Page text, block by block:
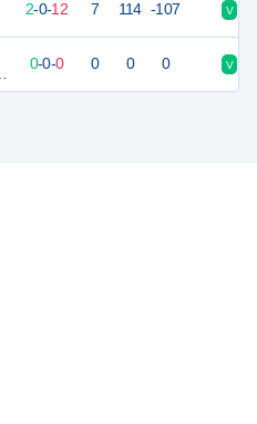
2-0-12 7 114 -107 V
0-0-0 0 0 0 V